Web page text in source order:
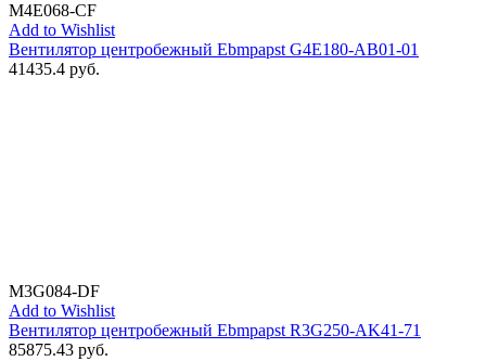
M4E068-CF
Add to Wishlist
Вентилятор центробежный Ebmpapst G4E180-AB01-01
41435.4 руб.
M3G084-DF
Add to Wishlist
Вентилятор центробежный Ebmpapst R3G250-AK41-71
85875.43 руб.